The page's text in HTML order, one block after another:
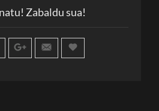
Zabaldu sua!